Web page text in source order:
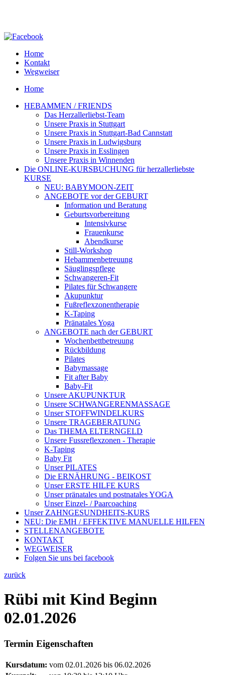
Home
Kontakt
Wegweiser
Home
HEBAMMEN / FRIENDS
Das Herzallerliebst-Team
Unsere Praxis in Stuttgart
Unsere Praxis in Stuttgart-Bad Cannstatt
Unsere Praxis in Ludwigsburg
Unsere Praxis in Esslingen
Unsere Praxis in Winnenden
Die ONLINE-KURSBUCHUNG für herzallerliebste
KURSE
NEU: BABYMOON-ZEIT
ANGEBOTE vor der GEBURT
Information und Beratung
Geburtsvorbereitung
Intensivkurse
Frauenkurse
Abendkurse
Still-Workshop
Hebammenbetreuung
Säuglingspflege
Schwangeren-Fit
Pilates für Schwangere
Akupunktur
Fußreflexzonentherapie
K-Taping
Pränatales Yoga
ANGEBOTE nach der GEBURT
Wochenbettbetreuung
Rückbildung
Pilates
Babymassage
Fit after Baby
Baby-Fit
Unsere AKUPUNKTUR
Unsere SCHWANGERENMASSAGE
Unser STOFFWINDELKURS
Unsere TRAGEBERATUNG
Das THEMA ELTERNGELD
Unsere Fussreflexzonen - Therapie
K-Taping
Baby Fit
Unser PILATES
Die ERNÄHRUNG - BEIKOST
Unser ERSTE HILFE KURS
Unser pränatales und postnatales YOGA
Unser Einzel- / Paarcoaching
Unser ZAHNGESUNDHEITS-KURS
NEU: Die EMH / EFFEKTIVE MANUELLE HILFEN
STELLENANGEBOTE
KONTAKT
WEGWEISER
Folgen Sie uns bei facebook
zurück
Rübi mit Kind Beginn
02.01.2026
Termin Eigenschaften
Kursdatum: vom 02.01.2026 bis 06.02.2026